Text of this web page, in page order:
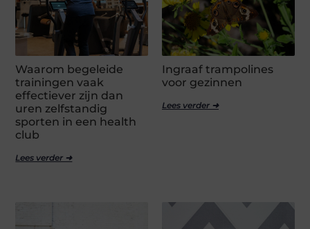
Waarom begeleide
trainingen vaak
effectiever zijn dan
uren zelfstandig
sporten in een health
club
Lees verder ➜
Ingraaf trampolines
voor gezinnen
Lees verder ➜